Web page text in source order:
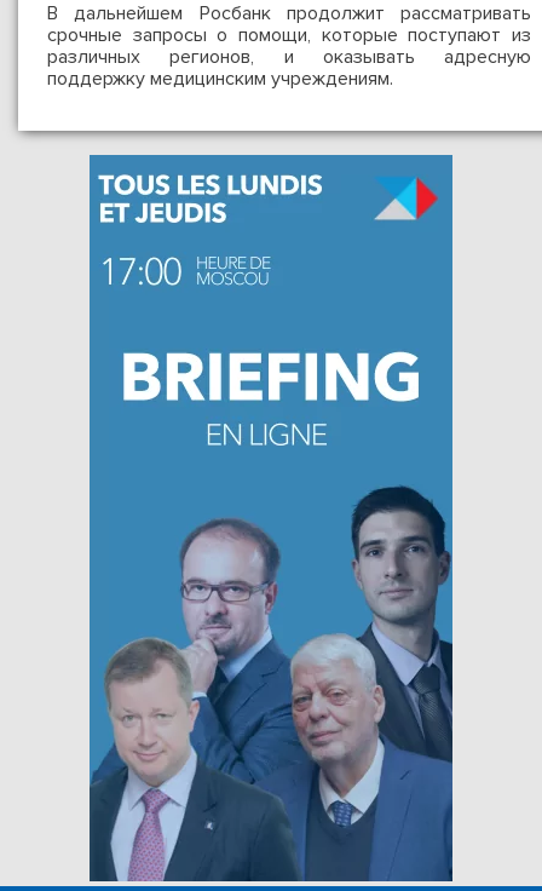
В дальнейшем Росбанк продолжит рассматривать
срочные запросы о помощи, которые поступают из
различных регионов, и оказывать адресную
поддержку медицинским учреждениям.